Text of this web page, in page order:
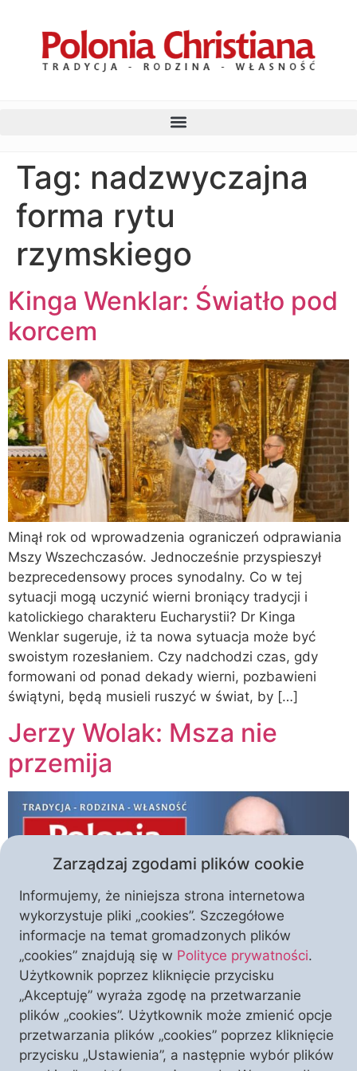
Tag: nadzwyczajna
forma rytu
rzymskiego
Kinga Wenklar: Światło pod
korcem
Minął rok od wprowadzenia ograniczeń odprawiania
Mszy Wszechczasów. Jednocześnie przyspieszył
bezprecedensowy proces synodalny. Co w tej
sytuacji mogą uczynić wierni broniący tradycji i
katolickiego charakteru Eucharystii? Dr Kinga
Wenklar sugeruje, iż ta nowa sytuacja może być
swoistym rozesłaniem. Czy nadchodzi czas, gdy
formowani od ponad dekady wierni, pozbawieni
świątyni, będą musieli ruszyć w świat, by […]
Jerzy Wolak: Msza nie
przemija
Wszystkie filozofie i systemy licho bierze, jeden po
drugim, a Msza po staremu się odprawia – dumał
sobie Stanisław Połaniecki w starym kościółku w
Wątorach nieopodal Krzemienia. Trafna to refleksja,
mimo iż niespecjalnie oryginalna, acz dla sceptyka,
Zarządzaj zgodami plików cookie
Informujemy, że niniejsza strona internetowa
wykorzystuje pliki „cookies”. Szczegółowe
informacje na temat gromadzonych plików
„cookies” znajdują się w Polityce prywatności.
Użytkownik poprzez kliknięcie przycisku
„Akceptuję” wyraża zgodę na przetwarzanie
plików „cookies”. Użytkownik może zmienić opcje
przetwarzania plików „cookies” poprzez kliknięcie
przycisku „Ustawienia”, a następnie wybór plików